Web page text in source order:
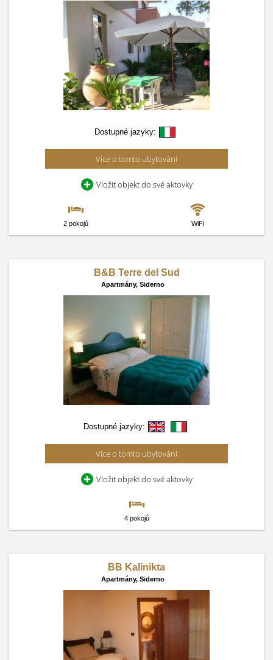
Dostupné jazyky:
Více o tomto ubytování
Vložit objekt do své aktovky
2 pokojů WiFi
B&B Terre del Sud
Apartmány, Siderno
Dostupné jazyky:
Více o tomto ubytování
Vložit objekt do své aktovky
4 pokojů
BB Kalinikta
Apartmány, Siderno